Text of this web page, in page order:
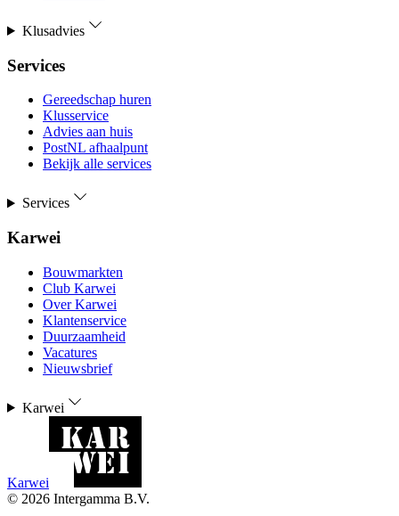
Klusadvies
Services
Gereedschap huren
Klusservice
Advies aan huis
PostNL afhaalpunt
Bekijk alle services
Services
Karwei
Bouwmarkten
Club Karwei
Over Karwei
Klantenservice
Duurzaamheid
Vacatures
Nieuwsbrief
Karwei
Karwei
© 2026 Intergamma B.V.